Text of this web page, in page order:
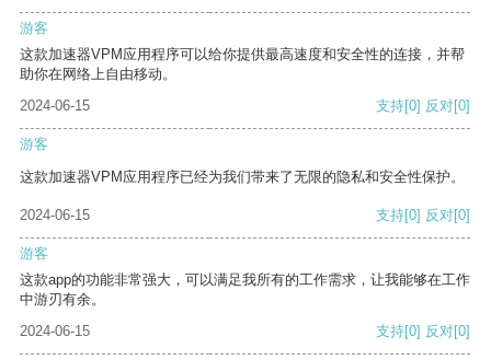
游客
这款加速器VPM应用程序可以给你提供最高速度和安全性的连接，并帮
助你在网络上自由移动。
2024-06-15
支持[0] 反对[0]
游客
这款加速器VPM应用程序已经为我们带来了无限的隐私和安全性保护。
2024-06-15 支持[0] 反对[0]
游客
这款app的功能非常强大，可以满足我所有的工作需求，让我能够在工作
中游刃有余。
2024-06-15
支持[0] 反对[0]